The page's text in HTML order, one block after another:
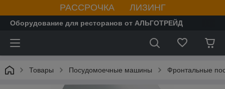
РАССРОЧКА ЛИЗИНГ
Оборудование для ресторанов от АЛЬГОТРЕЙД
Товары Посудомоечные машины Фронтальные